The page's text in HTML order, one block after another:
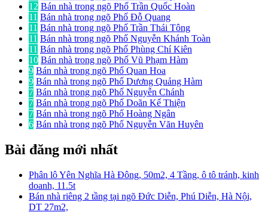
12 Bán nhà trong ngõ Phố Trần Quốc Hoàn
11 Bán nhà trong ngõ Phố Đỗ Quang
11 Bán nhà trong ngõ Phố Trần Thái Tông
11 Bán nhà trong ngõ Phố Nguyễn Khánh Toàn
11 Bán nhà trong ngõ Phố Phùng Chí Kiên
10 Bán nhà trong ngõ Phố Vũ Phạm Hàm
9 Bán nhà trong ngõ Phố Quan Hoa
9 Bán nhà trong ngõ Phố Dương Quảng Hàm
7 Bán nhà trong ngõ Phố Nguyễn Chánh
7 Bán nhà trong ngõ Phố Doãn Kế Thiện
7 Bán nhà trong ngõ Phố Hoàng Ngân
6 Bán nhà trong ngõ Phố Nguyễn Văn Huyên
Bài đăng mới nhất
Phân lô Yên Nghĩa Hà Đông, 50m2, 4 Tầng, ô tô tránh, kinh
doanh, 11.5t
Bán nhà riêng 2 tầng tại ngõ Đức Diễn, Phú Diễn, Hà Nội,
DT 27m2,